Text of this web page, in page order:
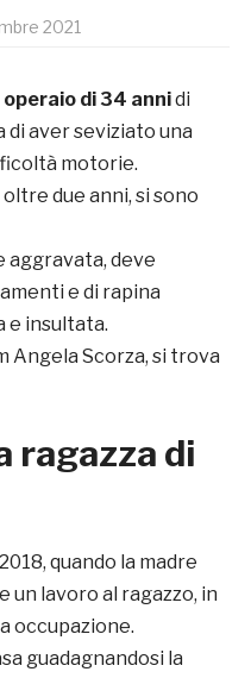
2021
di 34 annidi
di aver seviziato una
motorie.
due anni, si sono
aggravata, deve
e di rapina
e insultata.
Angela Scorza, si trova
ragazza di
quando la madre
un lavoro al ragazzo, in
occupazione.
guadagnandosi la